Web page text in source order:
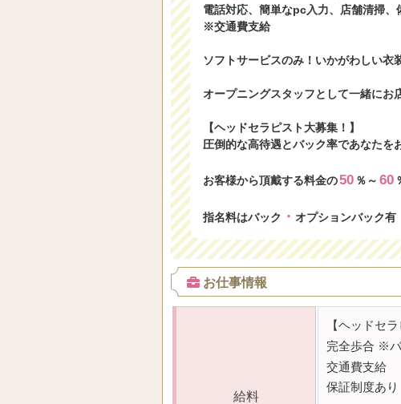
電話対応、簡単なpc入力、店舗清掃、
※交通費支給
ソフトサービスのみ！いかがわしい衣
オープニングスタッフとして一緒にお
【ヘッドセラピスト大募集！】
圧倒的な高待遇とバック率であなたを
お客様から頂戴する料金の50 ％～ 60
指名料はバック ・ オプションバック有
お仕事情報
給料
【ヘッドセラ
完全歩合 ※
交通費支給
保証制度あり